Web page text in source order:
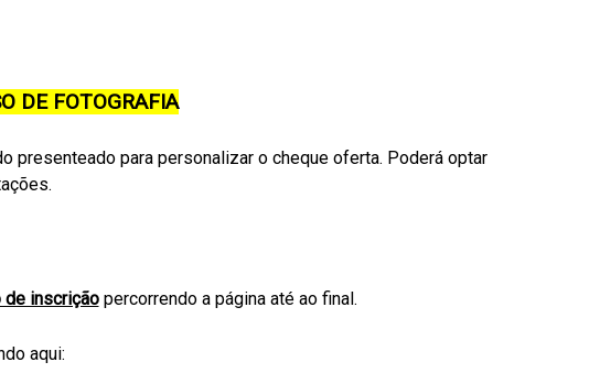
DE FOTOGRAFIA
presenteado para personalizar o cheque oferta. Poderá optar
de inscriçãopercorrendo a página até ao final.
aqui: